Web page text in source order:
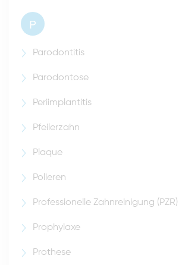
P
Parodontitis
Parodontose
Periimplantitis
Pfeilerzahn
Plaque
Polieren
Professionelle Zahnreinigung (PZR)
Prophylaxe
Prothese